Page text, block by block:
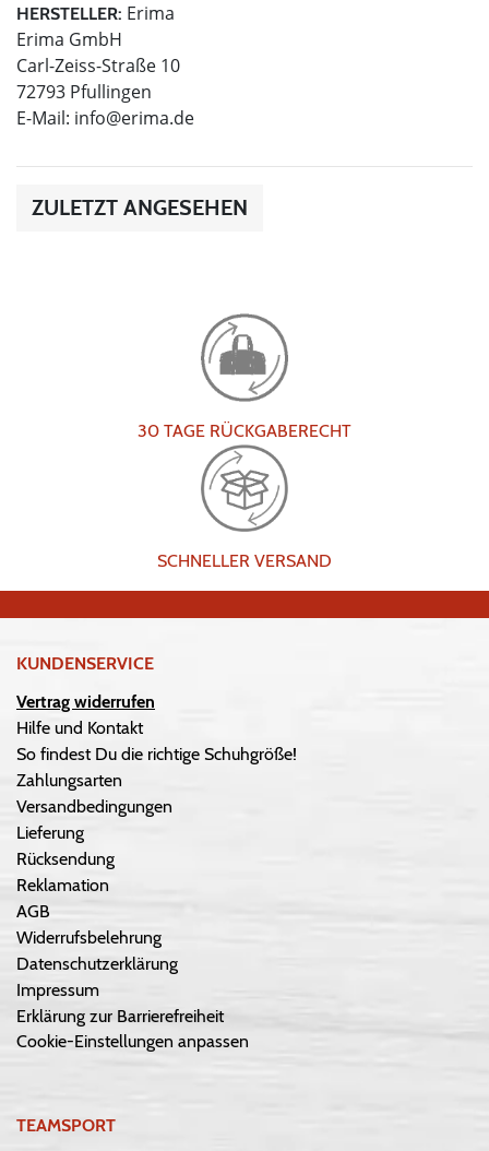
HERSTELLER: Erima
Erima GmbH
Carl-Zeiss-Straße 10
72793 Pfullingen
E-Mail: info@erima.de
ZULETZT ANGESEHEN
30 TAGE RÜCKGABERECHT
SCHNELLER VERSAND
KUNDENSERVICE
Vertrag widerrufen
Hilfe und Kontakt
So findest Du die richtige Schuhgröße!
Zahlungsarten
Versandbedingungen
Lieferung
Rücksendung
Reklamation
AGB
Widerrufsbelehrung
Datenschutzerklärung
Impressum
Erklärung zur Barrierefreiheit
Cookie-Einstellungen anpassen
TEAMSPORT